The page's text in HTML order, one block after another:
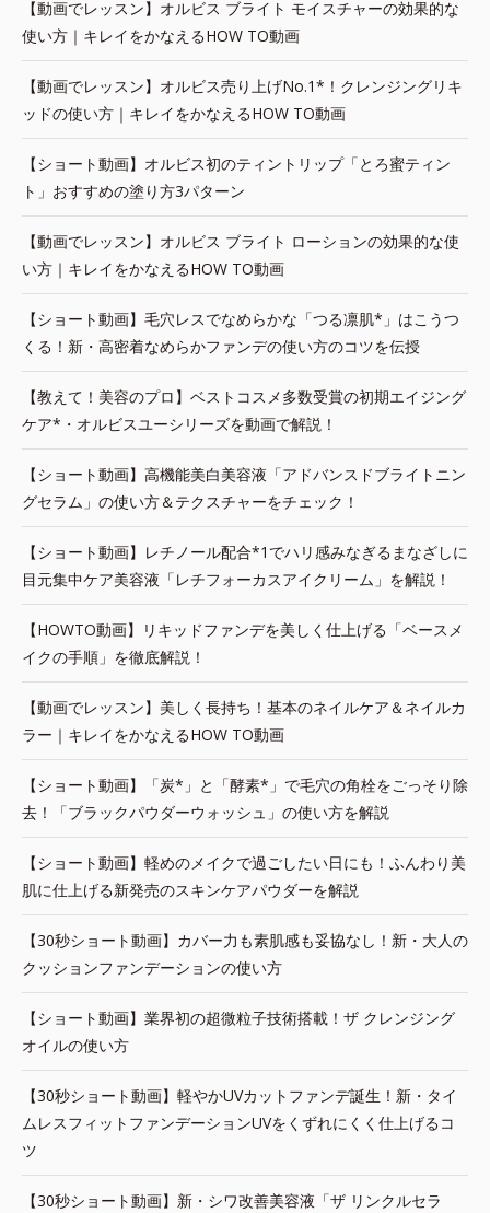
【動画でレッスン】オルビス ブライト モイスチャーの効果的な
使い方｜キレイをかなえるHOW TO動画
【動画でレッスン】オルビス売り上げNo.1*！クレンジングリキ
ッドの使い方｜キレイをかなえるHOW TO動画
【ショート動画】オルビス初のティントリップ「とろ蜜ティン
ト」おすすめの塗り方3パターン
【動画でレッスン】オルビス ブライト ローションの効果的な使
い方｜キレイをかなえるHOW TO動画
【ショート動画】毛穴レスでなめらかな「つる凛肌*」はこうつ
くる！新・高密着なめらかファンデの使い方のコツを伝授
【教えて！美容のプロ】ベストコスメ多数受賞の初期エイジング
ケア*・オルビスユーシリーズを動画で解説！
【ショート動画】高機能美白美容液「アドバンスドブライトニン
グセラム」の使い方＆テクスチャーをチェック！
【ショート動画】レチノール配合*1でハリ感みなぎるまなざしに
目元集中ケア美容液「レチフォーカスアイクリーム」を解説！
【HOWTO動画】リキッドファンデを美しく仕上げる「ベースメ
イクの手順」を徹底解説！
【動画でレッスン】美しく長持ち！基本のネイルケア＆ネイルカ
ラー｜キレイをかなえるHOW TO動画
【ショート動画】「炭*」と「酵素*」で毛穴の角栓をごっそり除
去！「ブラックパウダーウォッシュ」の使い方を解説
【ショート動画】軽めのメイクで過ごしたい日にも！ふんわり美
肌に仕上げる新発売のスキンケアパウダーを解説
【30秒ショート動画】カバー力も素肌感も妥協なし！新・大人の
クッションファンデーションの使い方
【ショート動画】業界初の超微粒子技術搭載！ザ クレンジング
オイルの使い方
【30秒ショート動画】軽やかUVカットファンデ誕生！新・タイ
ムレスフィットファンデーションUVをくずれにくく仕上げるコ
ツ
【30秒ショート動画】新・シワ改善美容液「ザ リンクルセラ